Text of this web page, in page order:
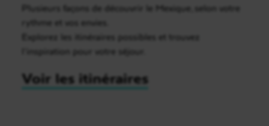
Plusieurs façons de découvrir le Mexique, selon votre
rythme et vos envies.
Explorez les itinéraires possibles et trouvez
l’inspiration pour votre séjour.
Voir les itinéraires